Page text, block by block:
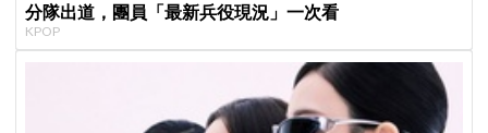
分隊出道，團員「最新兵役現況」一次看
KPOP